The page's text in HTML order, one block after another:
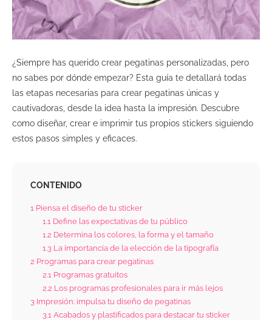
¿Siempre has querido crear pegatinas personalizadas, pero
no sabes por dónde empezar? Esta guía te detallará todas
las etapas necesarias para crear pegatinas únicas y
cautivadoras, desde la idea hasta la impresión. Descubre
como diseñar, crear e imprimir tus propios stickers siguiendo
estos pasos simples y eficaces.
CONTENIDO
1 Piensa el diseño de tu sticker
1.1 Define las expectativas de tu público
1.2 Determina los colores, la forma y el tamaño
1.3 La importancia de la elección de la tipografía
2 Programas para crear pegatinas
2.1 Programas gratuitos
2.2 Los programas profesionales para ir más lejos
3 Impresión: impulsa tu diseño de pegatinas
3.1 Acabados y plastificados para destacar tu sticker